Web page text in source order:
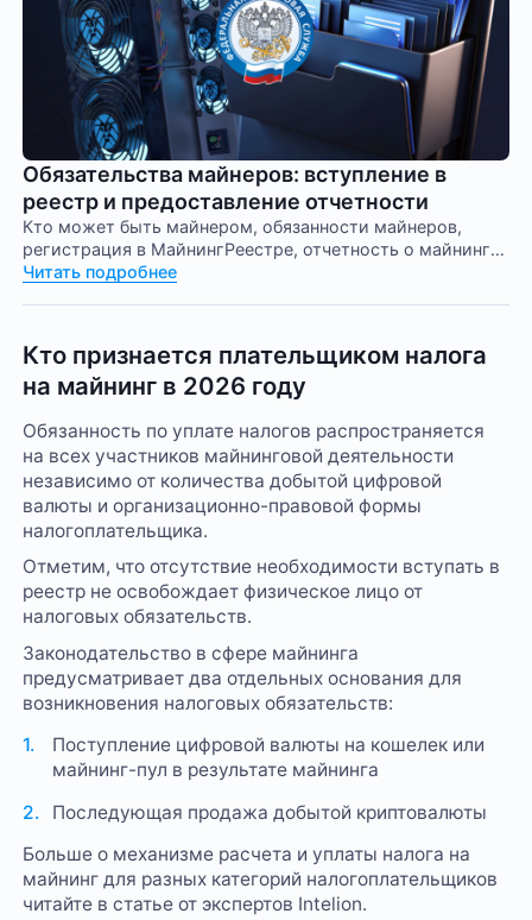
Обязательства майнеров: вступление в
реестр и предоставление отчетности
Кто может быть майнером, обязанности майнеров,
регистрация в МайнингРеестре, отчетность о майнинге,
требования к деятельности майнеров, легальный ввоз
Читать подробнее
Кто признается плательщиком налога
на майнинг в 2026 году
Обязанность по уплате налогов распространяется
на всех участников майнинговой деятельности
независимо от количества добытой цифровой
валюты и организационно-правовой формы
налогоплательщика.
Отметим, что отсутствие необходимости вступать в
реестр не освобождает физическое лицо от
налоговых обязательств.
Законодательство в сфере майнинга
предусматривает два отдельных основания для
возникновения налоговых обязательств:
Поступление цифровой валюты на кошелек или
майнинг-пул в результате майнинга
Последующая продажа добытой криптовалюты
Больше о механизме расчета и уплаты налога на
майнинг для разных категорий налогоплательщиков
читайте в статье от экспертов Intelion.